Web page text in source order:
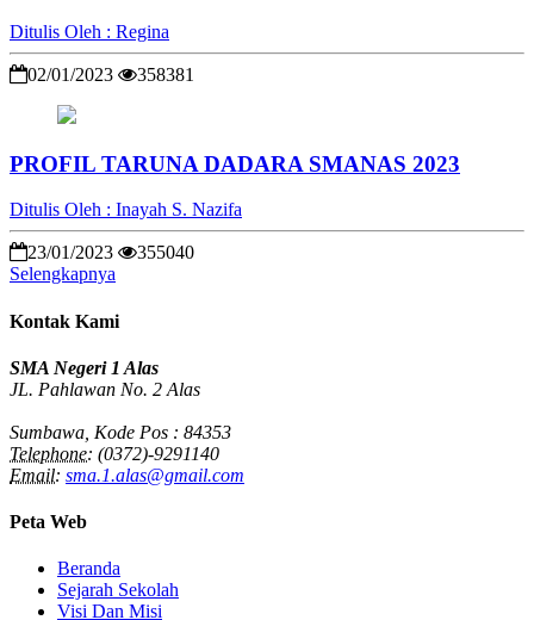
Ditulis Oleh : Regina
02/01/2023 358381
PROFIL TARUNA DADARA SMANAS 2023
Ditulis Oleh : Inayah S. Nazifa
23/01/2023
355040
Selengkapnya
Kontak Kami
SMA Negeri 1 Alas
JL. Pahlawan No. 2 Alas
Sumbawa, Kode Pos : 84353
Telephone: (0372)-9291140
Email: sma.1.alas@gmail.com
Peta Web
Beranda
Sejarah Sekolah
Visi Dan Misi